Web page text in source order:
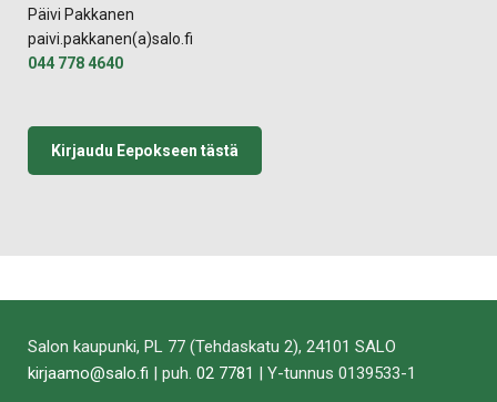
Päivi Pakkanen
paivi.pakkanen(a)salo.fi
044 778 4640
Kirjaudu Eepokseen tästä
Salon kaupunki, PL 77 (Tehdaskatu 2), 24101 SALO
kirjaamo@salo.fi | puh. 02 7781 | Y-tunnus 0139533-1